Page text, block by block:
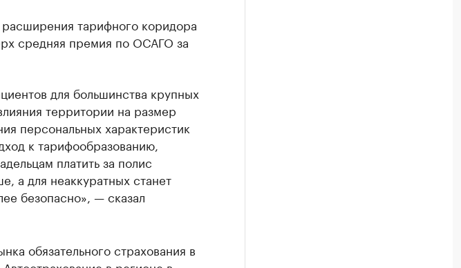
расширения тарифного коридора
средняя премия по ОСАГО за
для большинства крупных
территории на размер
персональных характеристик
к тарифообразованию,
платить за полис
а для неаккуратных станет
безопасно», — сказал
обязательного страхования в